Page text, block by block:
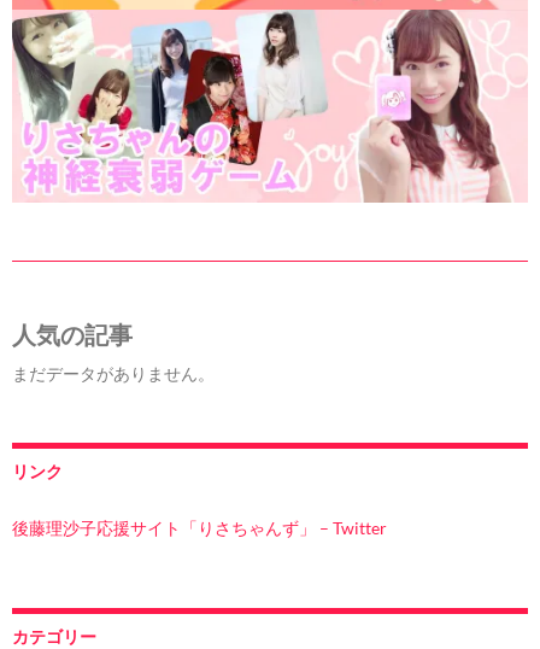
人気の記事
まだデータがありません。
リンク
後藤理沙子応援サイト「りさちゃんず」 – Twitter
カテゴリー